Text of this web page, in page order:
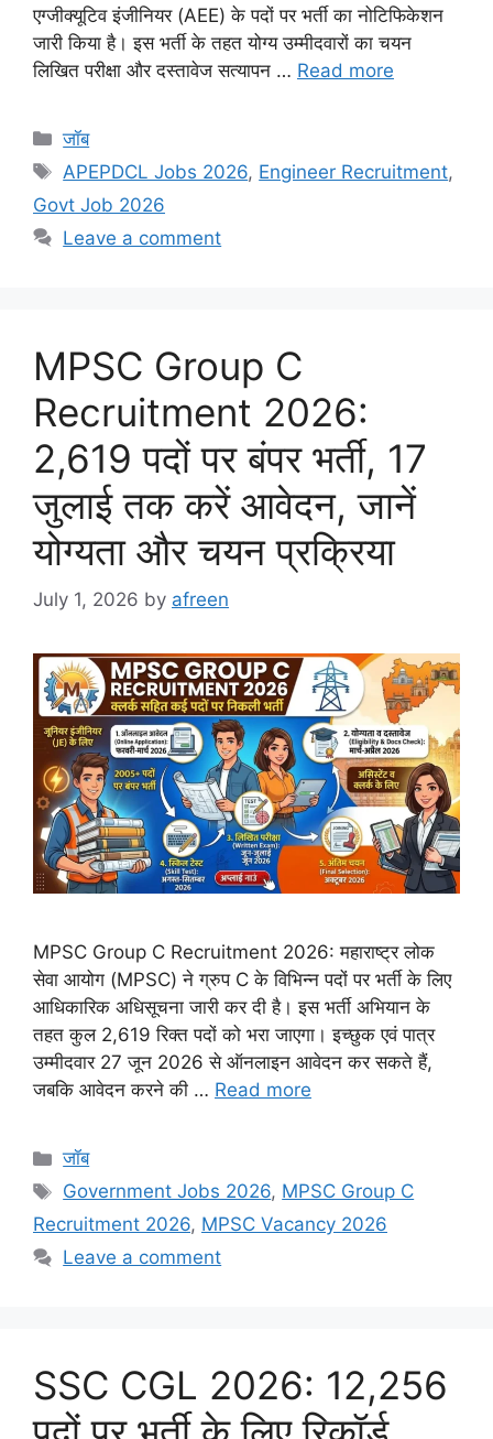
एग्जीक्यूटिव इंजीनियर (AEE) के पदों पर भर्ती का नोटिफिकेशन
जारी किया है। इस भर्ती के तहत योग्य उम्मीदवारों का चयन
लिखित परीक्षा और दस्तावेज सत्यापन … Read more
Categories
जॉब
Tags
APEPDCL Jobs 2026, Engineer Recruitment,
Govt Job 2026
Leave a comment
MPSC Group C
Recruitment 2026:
2,619 पदों पर बंपर भर्ती, 17
जुलाई तक करें आवेदन, जानें
योग्यता और चयन प्रक्रिया
July 1, 2026 by afreen
MPSC Group C Recruitment 2026: महाराष्ट्र लोक
सेवा आयोग (MPSC) ने ग्रुप C के विभिन्न पदों पर भर्ती के लिए
आधिकारिक अधिसूचना जारी कर दी है। इस भर्ती अभियान के
तहत कुल 2,619 रिक्त पदों को भरा जाएगा। इच्छुक एवं पात्र
उम्मीदवार 27 जून 2026 से ऑनलाइन आवेदन कर सकते हैं,
जबकि आवेदन करने की … Read more
Categories
जॉब
Tags
Government Jobs 2026, MPSC Group C
Recruitment 2026, MPSC Vacancy 2026
Leave a comment
SSC CGL 2026: 12,256